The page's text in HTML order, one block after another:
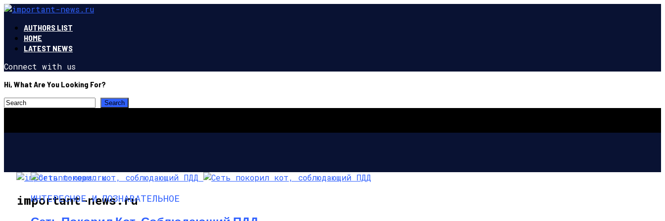
AUTHORS LIST
HOME
LATEST NEWS
Connect with us
Hi, What Are You Looking For?
important-news.ru
ИНТЕРЕСНОЕ И ПОЗНАВАТЕЛЬНОЕ